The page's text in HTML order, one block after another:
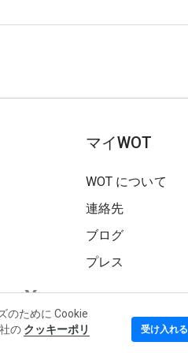
マイWOT
WOT について
連絡先
ブログ
プレス
のために Cookie
の クッキーポリ
受け入れる